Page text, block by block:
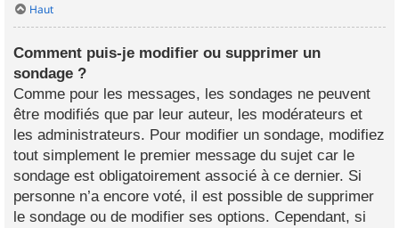
Haut
Comment puis-je modifier ou supprimer un
sondage ?
Comme pour les messages, les sondages ne peuvent
être modifiés que par leur auteur, les modérateurs et
les administrateurs. Pour modifier un sondage, modifiez
tout simplement le premier message du sujet car le
sondage est obligatoirement associé à ce dernier. Si
personne n’a encore voté, il est possible de supprimer
le sondage ou de modifier ses options. Cependant, si